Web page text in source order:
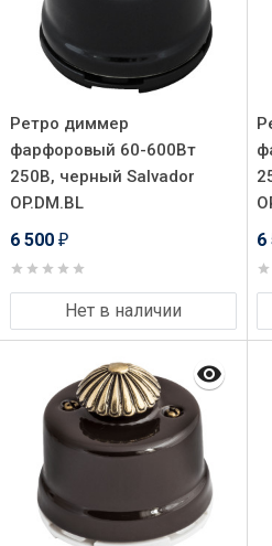
Ретро диммер
фарфоровый 60-600Вт
250В, черный Salvador
OP.DM.BL
6 500 ₽
Нет в наличии
6